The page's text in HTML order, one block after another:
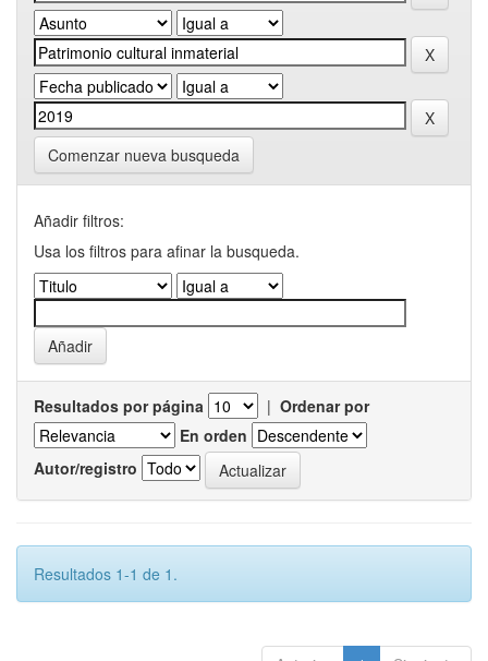
Comenzar nueva busqueda
Añadir filtros:
Usa los filtros para afinar la busqueda.
Resultados por página | Ordenar por
En orden
Autor/registro
Resultados 1-1 de 1.